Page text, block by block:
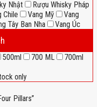
Nhật
Rượu Whisky Pháp
Chile Vang Mỹ
Vang
Tây Ban Nha Vang Úc
500ml 700 ML
700ml
only
Pillars”